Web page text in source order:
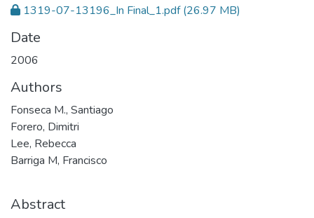
1319-07-13196_In Final_1.pdf(26.97 MB)
Date
2006
Authors
Fonseca M., Santiago
Forero, Dimitri
Lee, Rebecca
Barriga M, Francisco
Abstract